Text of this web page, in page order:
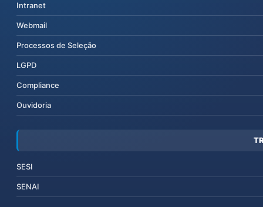
Intranet
Webmail
Processos de Seleção
LGPD
Compliance
Ouvidoria
SESI
SENAI